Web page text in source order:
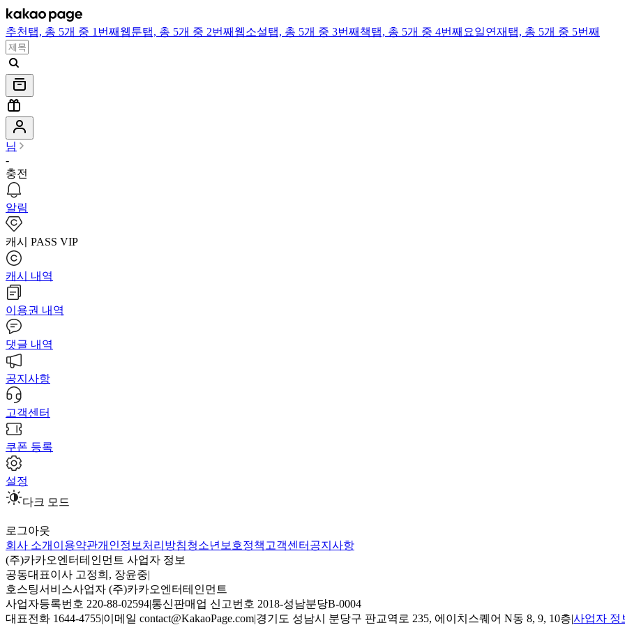
추천 탭, 총 5개 중 1번째 웹툰탭, 총 5개 중 2번째 웹소설탭, 총 5개 중 3번째 책탭, 총 5개 중 4번째 요일연재 탭, 총 5개 중 5번째
님
-
충전
알림
캐시 PASS VIP
캐시 내역
이용권 내역
댓글 내역
공지사항
고객센터
쿠폰 등록
설정
다크 모드
로그아웃
회사 소개 이용약관개인정보처리방침청소년보호정책 고객센터 공지사항
(주)카카오엔터테인먼트 사업자 정보
공동대표이사 고정희, 장윤중|
호스팅서비스사업자 (주)카카오엔터테인먼트
사업자등록번호 220-88-02594|통신판매업 신고번호 2018-성남분당B-0004
대표전화 1644-4755|이메일 contact@KakaoPage.com|경기도 성남시 분당구 판교역로 235, 에이치스퀘어 N동 8, 9, 10층|사업자 정